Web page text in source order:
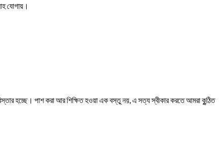
যোগায়।
হচ্ছে। পাশ করা আর শিক্ষিত হওয়া এক বস্তু নয়, এ সত্য স্বীকার করতে আমরা কুন্ঠিত